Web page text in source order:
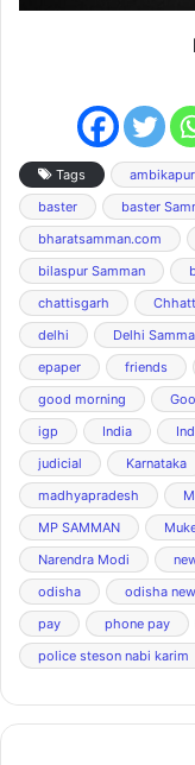
Tags ambikapur
baster
baster
bharatsamman.com
bilaspur Samman
chattisgarh
delhi
Delhi
epaper
friends
good morning
igp
India
judicial
Karnataka
madhyapradesh
MP SAMMAN
Narendra Modi
odisha
odisha
pay
phone pay
police steson nabi karim